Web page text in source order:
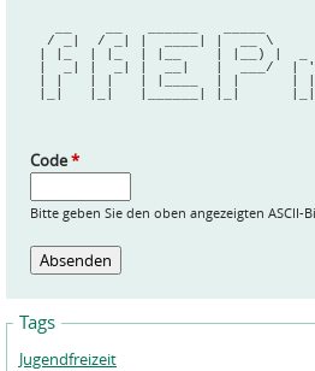
/ _|  / _| |  ____| |
| |_  | |_  | |__    | |__) |  _
|  _| |  _| |  __|   |  ___/  |
Code*
Bitte geben Sie den oben angezeigten ASCII-
Tags
Jugendfreizeit